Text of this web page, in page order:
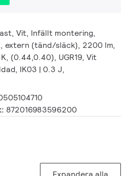
Vit, Infällt montering,
extern (tänd/släck), 2200 lm,
(0.44,0.40), UGR19, Vit
IK03 | 0.3 J,
872016983596200